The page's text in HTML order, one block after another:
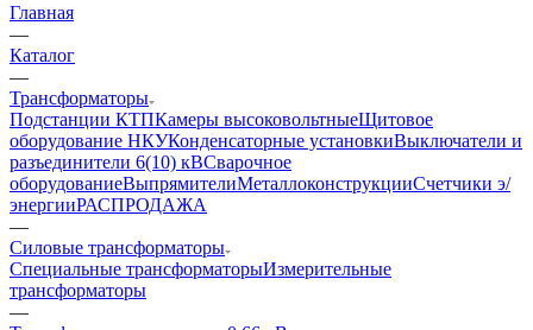
Главная
—
Каталог
—
Трансформаторы
Подстанции КТПКамеры высоковольтныеЩитовое
оборудование НКУКонденсаторные установкиВыключатели и
разъединители 6(10) кВСварочное
оборудованиеВыпрямителиМеталлоконструкцииСчетчики э/
энергииРАСПРОДАЖА
—
Силовые трансформаторы
Специальные трансформаторыИзмерительные
трансформаторы
—